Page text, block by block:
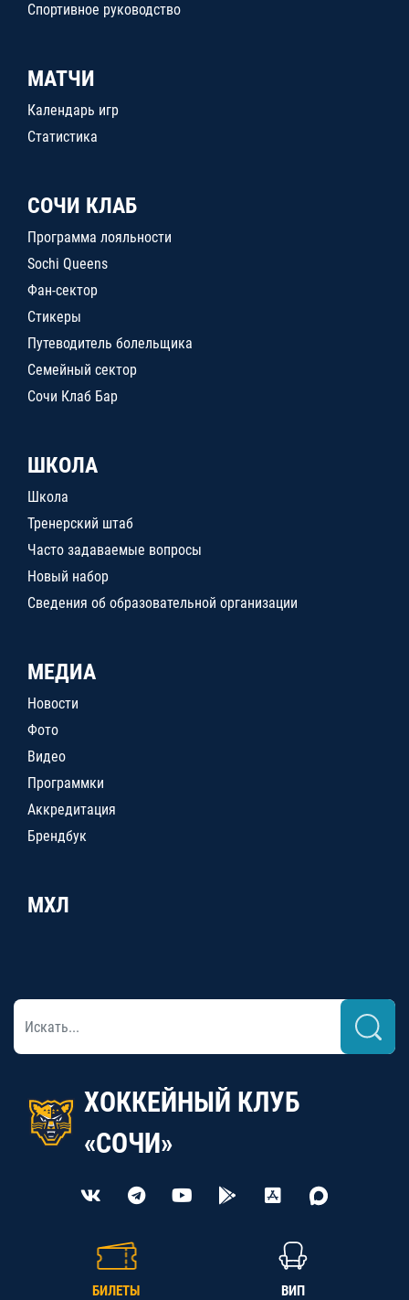
Спортивное руководство
МАТЧИ
Календарь игр
Статистика
СОЧИ КЛАБ
Программа лояльности
Sochi Queens
Фан-сектор
Стикеры
Путеводитель болельщика
Семейный сектор
Сочи Клаб Бар
ШКОЛА
Школа
Тренерский штаб
Часто задаваемые вопросы
Новый набор
Сведения об образовательной организации
МЕДИА
Новости
Фото
Видео
Программки
Аккредитация
Брендбук
МХЛ
ХОККЕЙНЫЙ КЛУБ
«СОЧИ»
БИЛЕТЫ ВИП